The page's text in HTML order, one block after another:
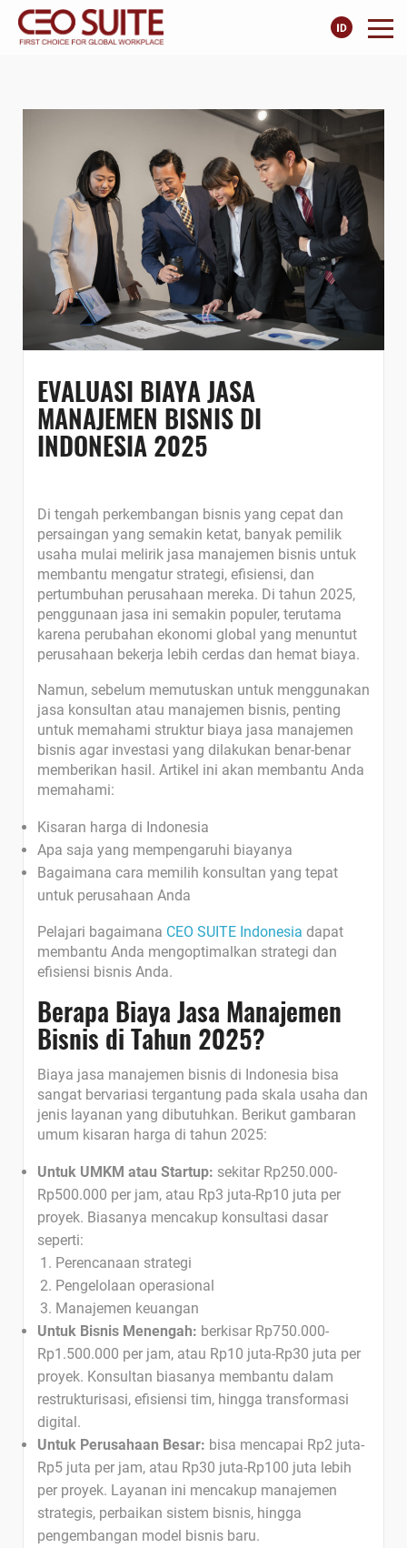
EVALUASI BIAYA JASA
MANAJEMEN BISNIS DI
INDONESIA 2025
Di tengah perkembangan bisnis yang cepat dan
persaingan yang semakin ketat, banyak pemilik
usaha mulai melirik jasa manajemen bisnis untuk
membantu mengatur strategi, efisiensi, dan
pertumbuhan perusahaan mereka. Di tahun 2025,
penggunaan jasa ini semakin populer, terutama
karena perubahan ekonomi global yang menuntut
perusahaan bekerja lebih cerdas dan hemat biaya.
Namun, sebelum memutuskan untuk menggunakan
jasa konsultan atau manajemen bisnis, penting
untuk memahami struktur biaya jasa manajemen
bisnis agar investasi yang dilakukan benar-benar
memberikan hasil. Artikel ini akan membantu Anda
memahami:
Kisaran harga di Indonesia
Apa saja yang mempengaruhi biayanya
Bagaimana cara memilih konsultan yang tepat
untuk perusahaan Anda
Pelajari bagaimana CEO SUITE Indonesia dapat
membantu Anda mengoptimalkan strategi dan
efisiensi bisnis Anda.
Berapa Biaya Jasa Manajemen
Bisnis di Tahun 2025?
Biaya jasa manajemen bisnis di Indonesia bisa
sangat bervariasi tergantung pada skala usaha dan
jenis layanan yang dibutuhkan. Berikut gambaran
umum kisaran harga di tahun 2025:
Untuk UMKM atau Startup: sekitar Rp250.000-
Rp500.000 per jam, atau Rp3 juta-Rp10 juta per
proyek. Biasanya mencakup konsultasi dasar
seperti:
Perencanaan strategi
Pengelolaan operasional
Manajemen keuangan
Untuk Bisnis Menengah: berkisar Rp750.000-
Rp1.500.000 per jam, atau Rp10 juta-Rp30 juta per
proyek. Konsultan biasanya membantu dalam
restrukturisasi, efisiensi tim, hingga transformasi
digital.
Untuk Perusahaan Besar: bisa mencapai Rp2 juta-
Rp5 juta per jam, atau Rp30 juta-Rp100 juta lebih
per proyek. Layanan ini mencakup manajemen
strategis, perbaikan sistem bisnis, hingga
pengembangan model bisnis baru.